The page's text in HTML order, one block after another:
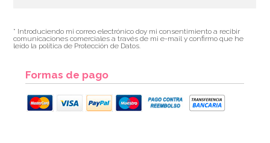
* Introduciendo mi correo electrónico doy mi consentimiento a recibir
comunicaciones comerciales a través de mi e-mail y confirmo que he
leído la política de Protección de Datos.
Formas de pago